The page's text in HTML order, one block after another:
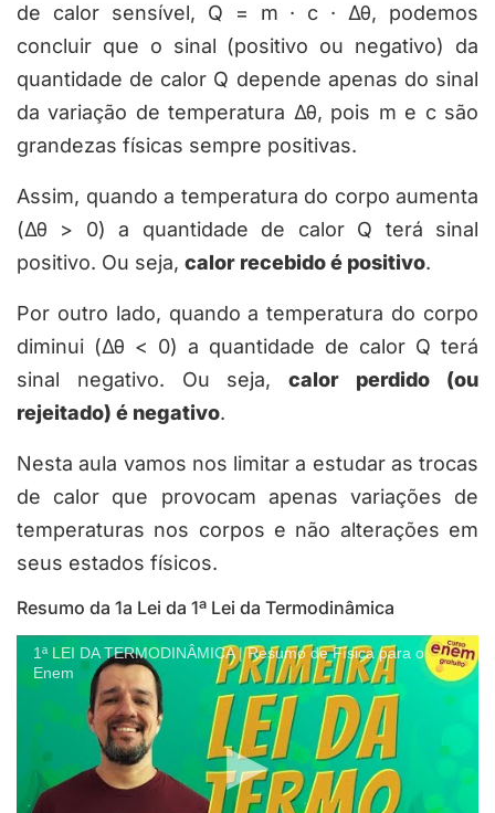
de calor sensível, Q = m · c ·Δθ, podemos
concluir que o sinal (positivo ou negativo) da
quantidade de calor Q depende apenas do sinal
da variação de temperatura Δθ, pois m e csão
grandezas físicas sempre positivas.
Assim, quando a temperatura do corpo aumenta
(Δθ > 0) a quantidade de calor Q terá sinal
positivo. Ou seja, calor recebido é positivo.
Por outro lado, quando a temperatura do corpo
diminui (Δθ < 0) a quantidade de calor Q terá
sinal negativo. Ou seja,calor perdido (ou
rejeitado) é negativo.
Nesta aula vamos nos limitar a estudar as trocas
de calor que provocam apenas variações de
temperaturas nos corpos e não alterações em
seus estados físicos.
Resumo da 1a Lei da 1ª Lei da Termodinâmica
1ª LEI DA TERMODINÂMICA | Resumo de Física para o
Enem